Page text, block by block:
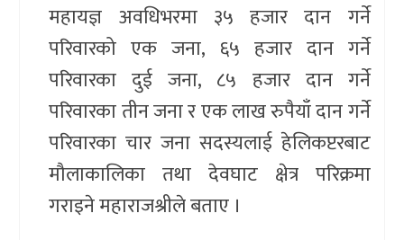
महायज्ञ अवधिभरमा ३५ हजार दान गर्ने
परिवारको एक जना, ६५ हजार दान गर्ने
परिवारका दुई जना, ८५ हजार दान गर्ने
परिवारका तीन जना र एक लाख रुपैयाँ दान गर्ने
परिवारका चार जना सदस्यलाई हेलिकप्टरबाट
मौलाकालिका तथा देवघाट क्षेत्र परिक्रमा
गराइने महाराजश्रीले बताए ।